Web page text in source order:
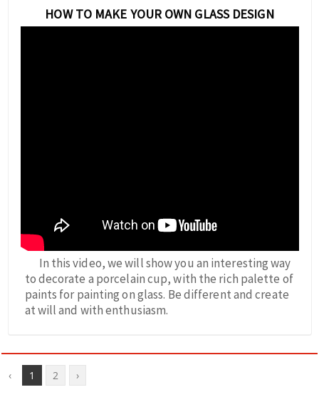
HOW TO MAKE YOUR OWN GLASS DESIGN
In this video, we will show you an interesting way
to decorate a porcelain cup, with the rich palette of
paints for painting on glass. Be different and create
at will and with enthusiasm.
‹ 1 2 ›